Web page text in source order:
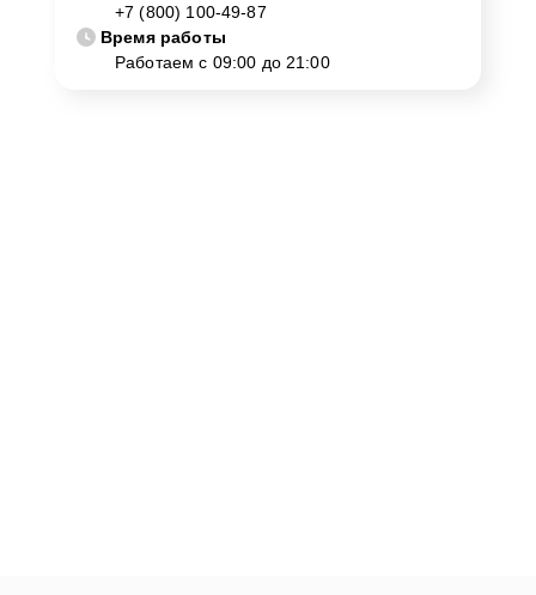
+7 (800) 100-49-87
Время работы
Работаем с 09:00 до 21:00